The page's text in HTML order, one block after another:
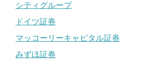
シティグループ
ドイツ証券
マッコーリーキャピタル証券
みずほ証券